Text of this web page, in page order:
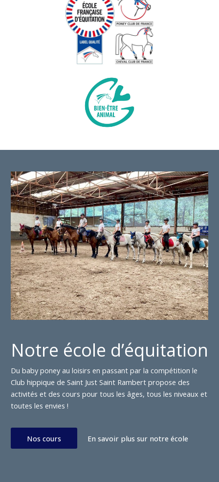
Notre école d’équitation
Du baby poney au loisirs en passant par la compétition le
Club hippique de Saint Just Saint Rambert propose des
activités et des cours pour tous les âges, tous les niveaux et
toutes les envies !
Nos cours En savoir plus sur notre école